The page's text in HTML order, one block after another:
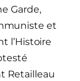
Garde,
et
l’Histoire
Retailleau